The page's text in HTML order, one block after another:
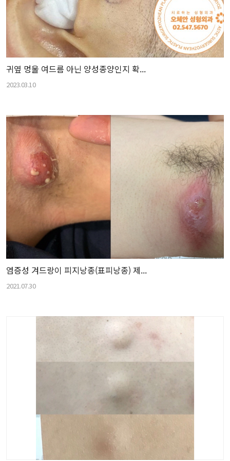
귀옆 멍울 여드름 아닌 양성종양인지 확...
2023.03.10
염증성 겨드랑이 피지낭종(표피낭종) 제...
2021.07.30